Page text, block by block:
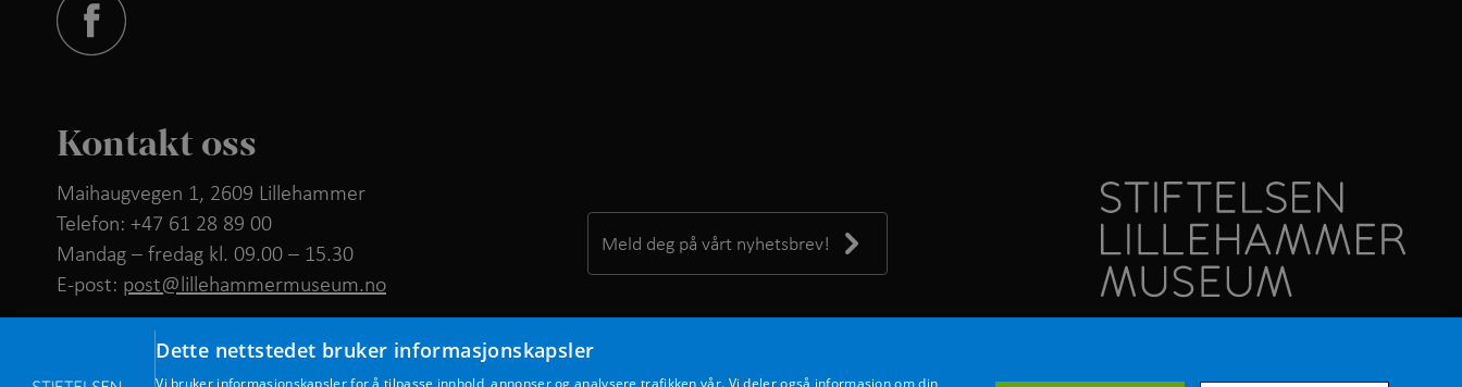
Meld deg på vårt nyhetsbrev!
Kontakt oss
Maihaugvegen 1, 2609 Lillehammer
Telefon: +47 61 28 89 00
Mandag – fredag kl. 09.00 – 15.30
E-post: post@lillehammermuseum.no
Dette nettstedet bruker informasjonskapsler
Vi bruker informasjonskapsler for å tilpasse innhold, annonser og analysere trafikken vår. Vi deler også informasjon om din